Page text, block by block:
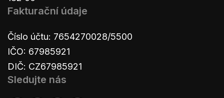
Fakturační údaje
Číslo účtu: 7654270028/5500
IČO: 67985921
DIČ: CZ67985921
Sledujte nás